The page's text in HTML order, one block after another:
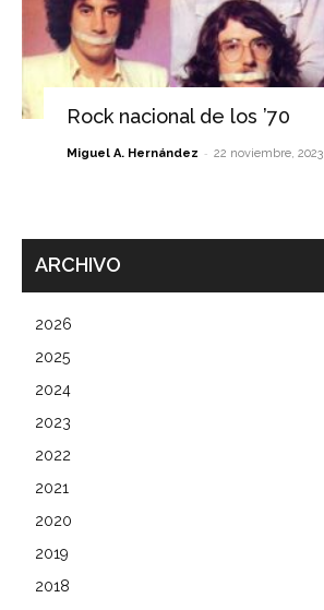
Rock nacional de los ’70
Miguel A. Hernández - 22 noviembre, 2023
ARCHIVO
2026
2025
2024
2023
2022
2021
2020
2019
2018